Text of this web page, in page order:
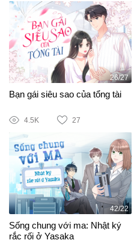
26/27
Bạn gái siêu sao của tổng tài
4.5K 27
42/22
Sống chung với ma: Nhật ký
rắc rối ở Yasaka